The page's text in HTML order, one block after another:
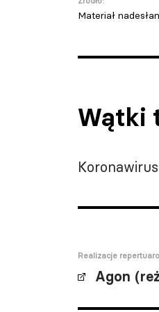
Materiał
Wątki
Realizacje
Agon